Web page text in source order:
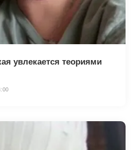
увлекается теориями